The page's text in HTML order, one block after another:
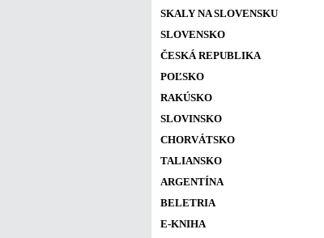
SKALY NA SLOVENSKU
SLOVENSKO
ČESKÁ REPUBLIKA
POĽSKO
RAKÚSKO
SLOVINSKO
CHORVÁTSKO
TALIANSKO
ARGENTÍNA
BELETRIA
E-KNIHA